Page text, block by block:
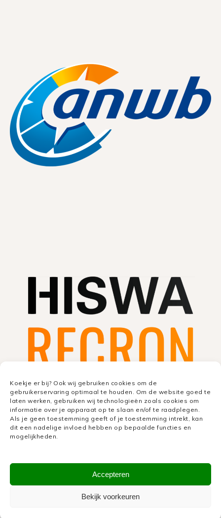
Koekje er bij? Ook wij gebruiken cookies om de
gebruikerservaring optimaal te houden. Om de website goed te
laten werken, gebruiken wij technologieën zoals cookies om
informatie over je apparaat op te slaan en/of te raadplegen.
Als je geen toestemming geeft of je toestemming intrekt, kan
dit een nadelige invloed hebben op bepaalde functies en
mogelijkheden.
Accepteren
Bekijk voorkeuren
OPEN CAMPING DAG 2027